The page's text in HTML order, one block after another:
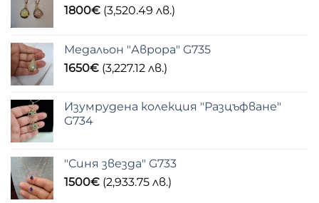
1800€ (3,520.49 лв.)
Медальон "Аврора" G735
1650€ (3,227.12 лв.)
Изумрудена колекция "Разцъфване"
G734
"Синя звезда" G733
1500€ (2,933.75 лв.)